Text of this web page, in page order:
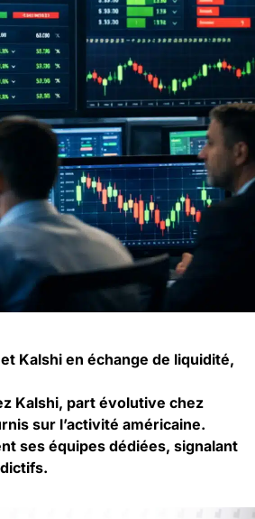
Kalshi en échange de liquidité,
Kalshi, part évolutive chez
sur l’activité américaine.
ses équipes dédiées, signalant